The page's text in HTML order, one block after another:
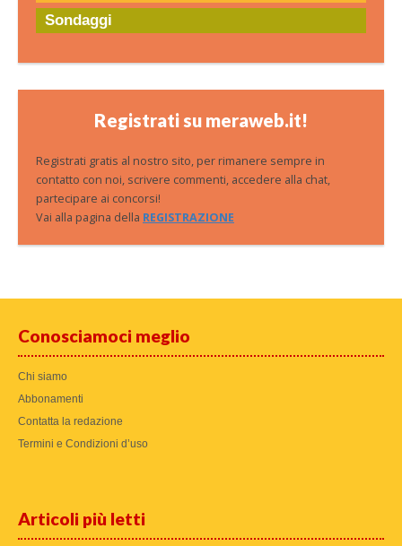
Sondaggi
Registrati su meraweb.it!
Registrati gratis al nostro sito, per rimanere sempre in
contatto con noi, scrivere commenti, accedere alla chat,
partecipare ai concorsi!
Vai alla pagina della REGISTRAZIONE
Conosciamoci meglio
Chi siamo
Abbonamenti
Contatta la redazione
Termini e Condizioni d’uso
Articoli più letti